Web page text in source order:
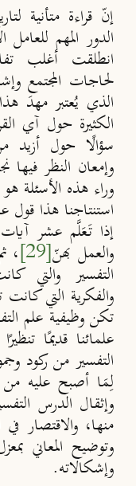
إنّ قراءة متأنية
الدور المهم
انطلقت أغلب
لحاجات المجتمع
الذي يُعتبر مهدَ
الكثيرة حول آي
سؤالا حول أزيد
وإمعان النظر
وراء هذه الأسئلة
استنتاجنا هذا قول
إذا تَعَلَّم عشر
والعمل بهنّ[29] ،
التفسير والتي
والفكرية التي كانت
تكن وظيفية علم
علمائنا قديمًا
التفسير من ركود
لِمَا أصبح عليه من
وإثقال الدرس
منها، والاقتصار
وتوضيح المعاني
وإشكالاته.